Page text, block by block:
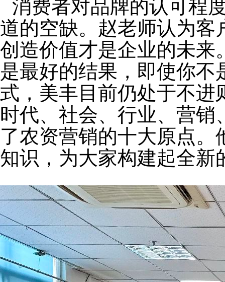
消费者对品牌的认可程
道的空缺。赵老师认为客
创造价值才是企业的未来
是最好的结果，即使你
式，美丰目前仍处于不进
时代、社会、行业、营
了农资营销的十大原点
知识，为大家构建起全新